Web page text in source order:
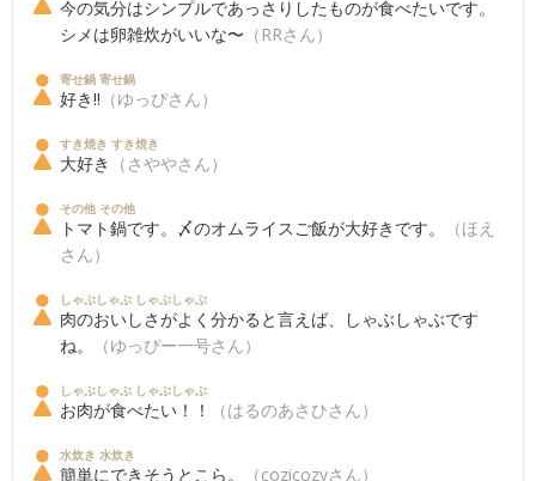
今の気分はシンプルであっさりしたものが食べたいです。
シメは卵雑炊がいいな〜 （RRさん）
寄せ鍋 寄せ鍋
好き!! （ゆっぴさん）
すき焼き すき焼き
大好き （さややさん）
その他 その他
トマト鍋です。〆のオムライスご飯が大好きです。
（ほえ
さん）
しゃぶしゃぶ しゃぶしゃぶ
肉のおいしさがよく分かると言えば、しゃぶしゃぶです
ね。
（ゆっぴー一号さん）
しゃぶしゃぶ しゃぶしゃぶ
お肉が食べたい！！ （はるのあさひさん）
水炊き 水炊き
簡単にできそうとこら。 （cozicozyさん）